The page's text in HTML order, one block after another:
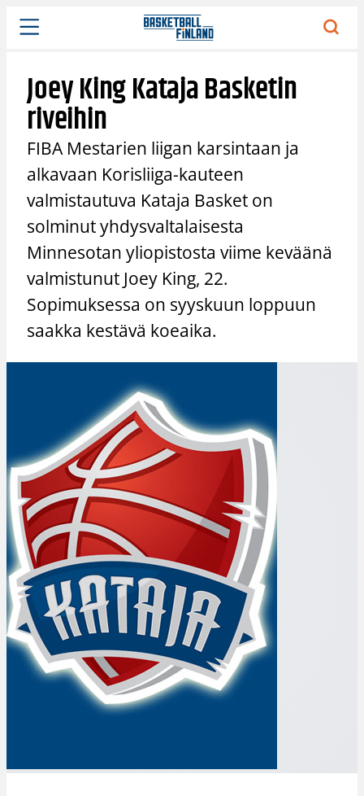
Siirry
sisältöön
Joey King Kataja Basketin
riveihin
FIBA Mestarien liigan karsintaan ja
alkavaan Korisliiga-kauteen
valmistautuva Kataja Basket on
solminut yhdysvaltalaisesta
Minnesotan yliopistosta viime keväänä
valmistunut Joey King, 22.
Sopimuksessa on syyskuun loppuun
saakka kestävä koeaika.